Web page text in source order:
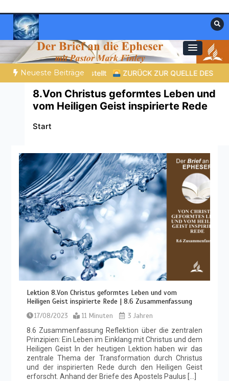
Inhalt
springen
Christliche Ressourcen
Materialien, die stärken. Antworten, die
leiten.
Neueste Beiträge
verändert | 10.Denn dein ist das Reich und die Kraft und die
8.Von Christus geformtes Leben und
vom Heiligen Geist inspirierte Rede
Start
Lektion 8.Von Christus geformtes Leben und vom
Heiligen Geist inspirierte Rede | 8.6 Zusammenfassung
17/08/2023 11 Minuten
3 Jahren
8.6 Zusammenfassung Reflektion über die zentralen
Prinzipien: Ein Leben im Einklang mit Christus und dem
Heiligen Geist In der heutigen Lektion haben wir das
zentrale Thema der Transformation durch Christus
und der inspirierten Rede durch den Heiligen Geist
erforscht. Anhand der Briefe des Apostels Paulus […]